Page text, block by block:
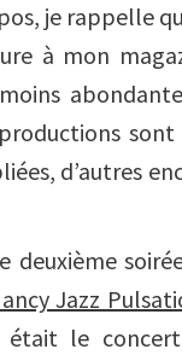
je rappelle
à mon
sont
d’autres
deuxième
Jazz
le